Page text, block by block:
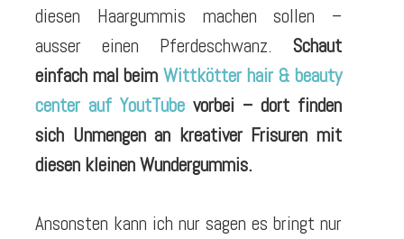
diesen Haargummis machen sollen –
ausser einen Pferdeschwanz. Schaut
einfach mal beim Wittkötter hair & beauty
center auf YoutTube vorbei – dort finden
sich Unmengen an kreativer Frisuren mit
diesen kleinen Wundergummis.
Ansonsten kann ich nur sagen es bringt nur